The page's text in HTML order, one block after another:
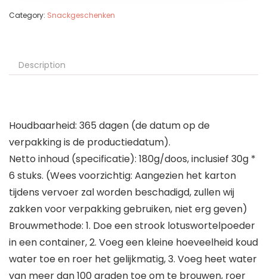
Category: Snackgeschenken
Description
Houdbaarheid: 365 dagen (de datum op de
verpakking is de productiedatum).
Netto inhoud (specificatie): 180g/doos, inclusief 30g *
6 stuks. (Wees voorzichtig: Aangezien het karton
tijdens vervoer zal worden beschadigd, zullen wij
zakken voor verpakking gebruiken, niet erg geven)
Brouwmethode: 1. Doe een strook lotuswortelpoeder
in een container, 2. Voeg een kleine hoeveelheid koud
water toe en roer het gelijkmatig, 3. Voeg heet water
van meer dan 100 graden toe om te brouwen, roer